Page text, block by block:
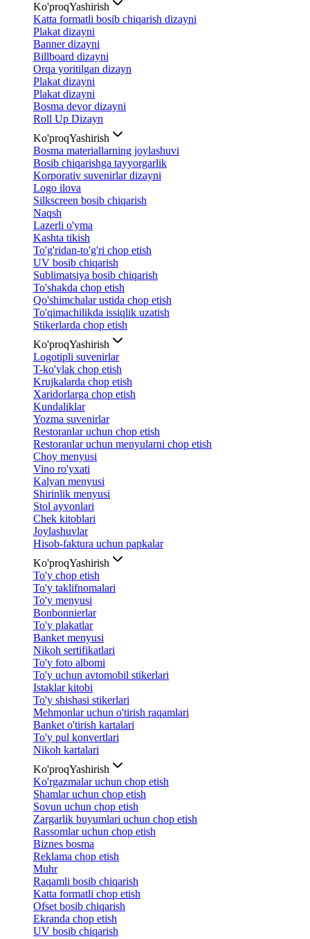
Ko'proqYashirish
Katta formatli bosib chiqarish dizayni
Plakat dizayni
Banner dizayni
Billboard dizayni
Orqa yoritilgan dizayn
Plakat dizayni
Plakat dizayni
Bosma devor dizayni
Roll Up Dizayn
Ko'proqYashirish
Bosma materiallarning joylashuvi
Bosib chiqarishga tayyorgarlik
Korporativ suvenirlar dizayni
Logo ilova
Silkscreen bosib chiqarish
Naqsh
Lazerli o'yma
Kashta tikish
To'g'ridan-to'g'ri chop etish
UV bosib chiqarish
Sublimatsiya bosib chiqarish
To'shakda chop etish
Qo'shimchalar ustida chop etish
To'qimachilikda issiqlik uzatish
Stikerlarda chop etish
Ko'proqYashirish
Logotipli suvenirlar
T-ko'ylak chop etish
Krujkalarda chop etish
Xaridorlarga chop etish
Kundaliklar
Yozma suvenirlar
Restoranlar uchun chop etish
Restoranlar uchun menyularni chop etish
Choy menyusi
Vino ro'yxati
Kalyan menyusi
Shirinlik menyusi
Stol ayvonlari
Chek kitoblari
Joylashuvlar
Hisob-faktura uchun papkalar
Ko'proqYashirish
To'y chop etish
To'y taklifnomalari
To'y menyusi
Bonbonnierlar
To'y plakatlar
Banket menyusi
Nikoh sertifikatlari
To'y foto albomi
To'y uchun avtomobil stikerlari
Istaklar kitobi
To'y shishasi stikerlari
Mehmonlar uchun o'tirish raqamlari
Banket o'tirish kartalari
To'y pul konvertlari
Nikoh kartalari
Ko'proqYashirish
Ko'rgazmalar uchun chop etish
Shamlar uchun chop etish
Sovun uchun chop etish
Zargarlik buyumlari uchun chop etish
Rassomlar uchun chop etish
Biznes bosma
Reklama chop etish
Muhr
Raqamli bosib chiqarish
Katta formatli chop etish
Ofset bosib chiqarish
Ekranda chop etish
UV bosib chiqarish